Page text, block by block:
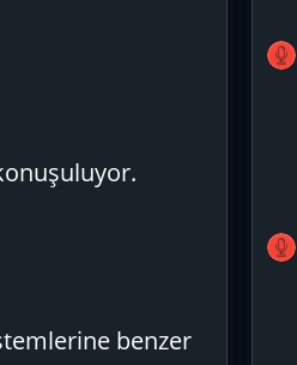
benzer